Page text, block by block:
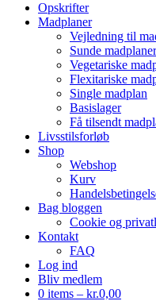
Opskrifter
Madplaner
Vejledning til
Sunde madplaner
Vegetariske
Flexitariske
Single madplan
Basislager
Få tilsendt
Livsstilsforløb
Shop
Webshop
Kurv
Bag bloggen
Cookie og
Kontakt
FAQ
Log ind
Bliv medlem
0 items – kr.0,00